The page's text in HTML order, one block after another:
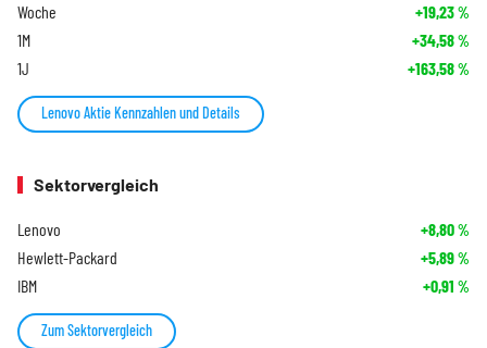
Woche +19,23%
1M +34,58%
1J +163,58%
Lenovo Aktie Kennzahlen und Details
Sektorvergleich
Lenovo +8,80%
Hewlett-Packard +5,89%
IBM +0,91 %
Zum Sektorvergleich